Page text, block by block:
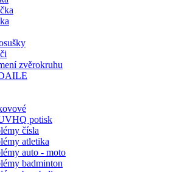
zvěrokruhu
potisk
čísla
atletika
auto - moto
badminton